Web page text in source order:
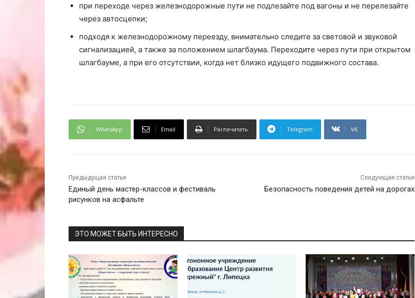
при переходе через железнодорожные пути не подлезайте под вагоны и не перелезайте
через автосцепки;
подходя к железнодорожному переезду, внимательно следите за световой и звуковой
сигнализацией, а также за положением шлагбаума. Переходите через пути при открытом
шлагбауме, а при его отсутствии, когда нет близко идущего подвижного состава.
WhatsApp Email Распечатать Telegram VK
Предыдущая статья
Единый день мастер-классов и фестиваль
рисунков на асфальте
Следующая статья
Безопасность поведения детей на дорогах
ЭТО МОЖЕТ БЫТЬ ИНТЕРЕСНО